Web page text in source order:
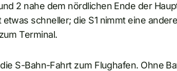
2 nahe dem nördlichen Ende der
schneller; die S1 nimmt eine
Terminal.
S-Bahn-Fahrt zum Flughafen. Ohne